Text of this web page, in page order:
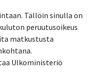
Tällöin sinulla on
peruutusoikeus
matkustusta
Ulkoministeriö